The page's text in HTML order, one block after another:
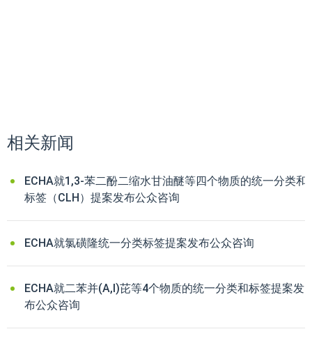
相关新闻
ECHA就1,3-苯二酚二缩水甘油醚等四个物质的统一分类和
标签（CLH）提案发布公众咨询
ECHA就氯磺隆统一分类标签提案发布公众咨询
ECHA就二苯并(A,I)芘等4个物质的统一分类和标签提案发
布公众咨询